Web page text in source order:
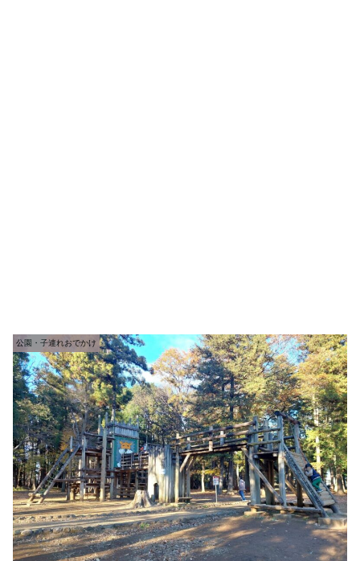
公園・子連れおでかけ